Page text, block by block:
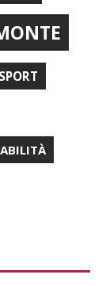
SPORT